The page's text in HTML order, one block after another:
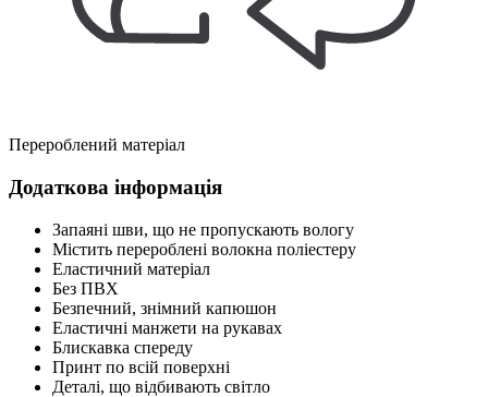
Перероблений матеріал
Додаткова інформація
Запаяні шви, що не пропускають вологу
Містить перероблені волокна поліестеру
Еластичний матеріал
Без ПВХ
Безпечний, знімний капюшон
Еластичні манжети на рукавах
Блискавка спереду
Принт по всій поверхні
Деталі, що відбивають світло